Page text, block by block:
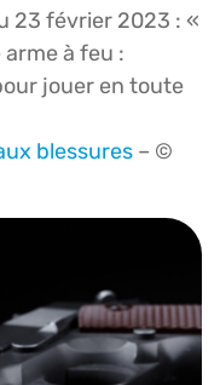
23 février 2023 : «
à feu :
jouer en toute
blessures – ©